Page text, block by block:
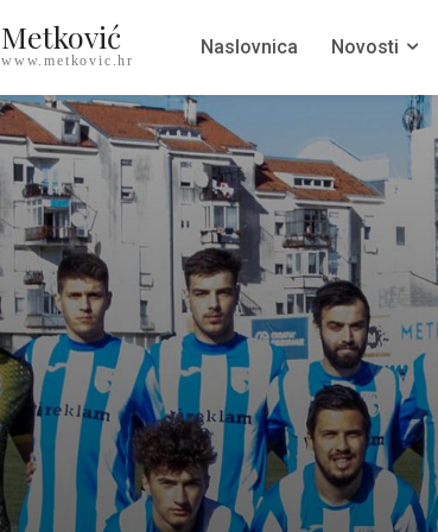
Metković
www.metkovic.hr
Naslovnica Novosti